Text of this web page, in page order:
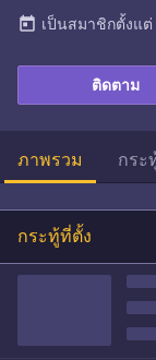
ติดตาม
today เป็นสมาชิกตั้งแต่
ภาพรวม กระ
กระทู้ที่ตั้ง